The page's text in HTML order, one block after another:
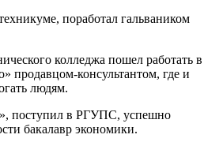
поработал гальваником
колледжа пошел работать в
консультантом, где и
людям.
поступил в РГУПС, успешно
бакалавр экономики.